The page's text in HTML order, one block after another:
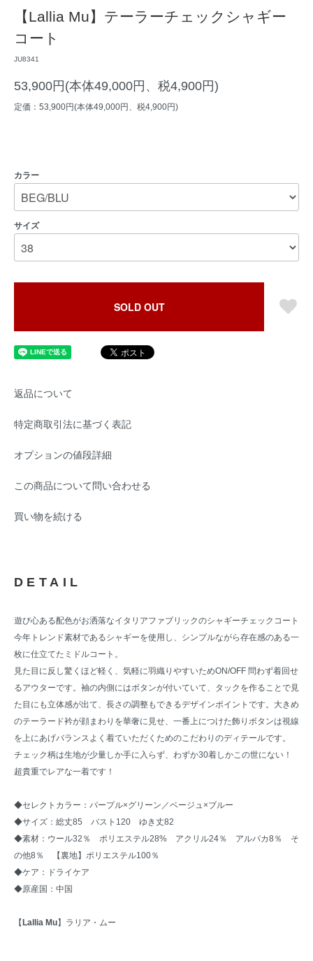
【Lallia Mu】テーラーチェックシャギー
コート
JU8341
53,900円(本体49,000円、税4,900円)
定価：53,900円(本体49,000円、税4,900円)
カラー
サイズ
SOLD OUT
返品について
特定商取引法に基づく表記
オプションの値段詳細
この商品について問い合わせる
買い物を続ける
DETAIL
遊び心ある配色がお洒落なイタリアファブリックのシャギーチェックコート
今年トレンド素材であるシャギーを使用し、シンプルながら存在感のある一
枚に仕立てたミドルコート。
見た目に反し驚くほど軽く、気軽に羽織りやすいためON/OFF 問わず着回せ
るアウターです。袖の内側にはボタンが付いていて、タックを作ることで見
た目にも立体感が出て、長さの調整もできるデザインポイントです。大きめ
のテーラード衿が顔まわりを華奢に見せ、一番上につけた飾りボタンは視線
を上にあげバランスよく着ていただくためのこだわりのディテールです。
チェック柄は生地が少量しか手に入らず、わずか30着しかこの世にない！
超貴重でレアな一着です！
◆セレクトカラー：パープル×グリーン／ベージュ×ブルー
◆サイズ：総丈85 バスト120 ゆき丈82
◆素材：ウール32％ ポリエステル28% アクリル24％ アルパカ8％ そ
の他8％ 【裏地】ポリエステル100％
◆ケア：ドライケア
◆原産国：中国
【 Lallia Mu】ラリア・ムー